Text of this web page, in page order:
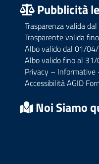
Pubblicità
Trasparenza valida
Trasparente valida
Albo valido dal 01/
Albo valido fino al
Privacy – Informative
Accessibilità AGID
Noi Siamo